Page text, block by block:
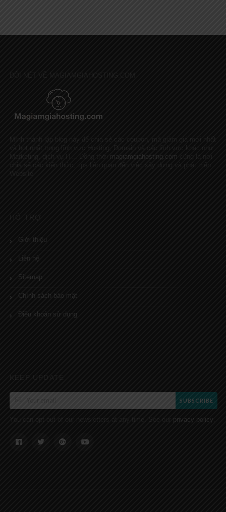
ĐÔI NÉT VỀ MAGIAMGIAHOSTING.COM
Mình thành lập blog này để chia sẻ các coupon, mã giảm giá mới nhất
và hot nhất trong lĩnh vực Hosting, Domain và các lĩnh vực khác như
Marketing, dịch vụ IT... Đồng thời magiamgiahosting.com cũng là nơi
chia sẻ các kiến thức, tips liên quan đến việc xây dựng và phát triển
Website
HỖ TRỢ
Giới thiệu
Liên hệ
Sitemap
Chính sách bảo mật
Điều khoản sử dụng
KEEP UPDATE
SUBSCRIBE
You can opt out of our newsletters at any time. See our privacy policy